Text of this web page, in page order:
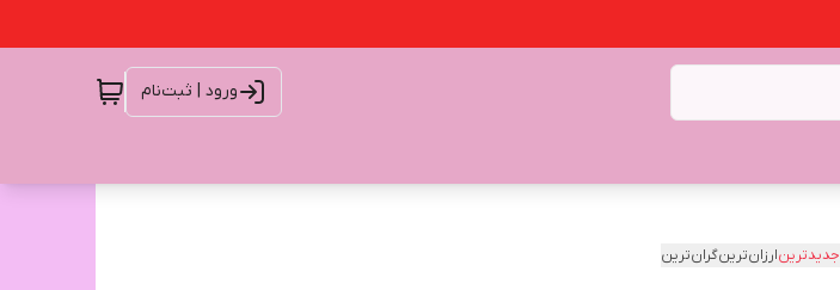
ورود | ثبت‌نام
جدیدترینارزان‌ترینگران‌ترین